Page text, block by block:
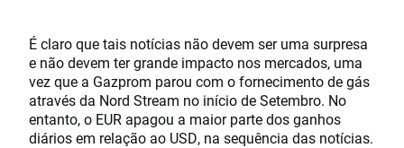
É claro que tais notícias não devem ser uma surpresa
e não devem ter grande impacto nos mercados, uma
vez que a Gazprom parou com o fornecimento de gás
através da Nord Stream no início de Setembro. No
entanto, o EUR apagou a maior parte dos ganhos
diários em relação ao USD, na sequência das notícias.